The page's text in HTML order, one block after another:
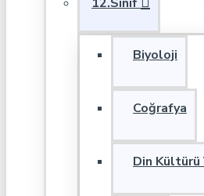
Biyoloji
Coğrafya
Din